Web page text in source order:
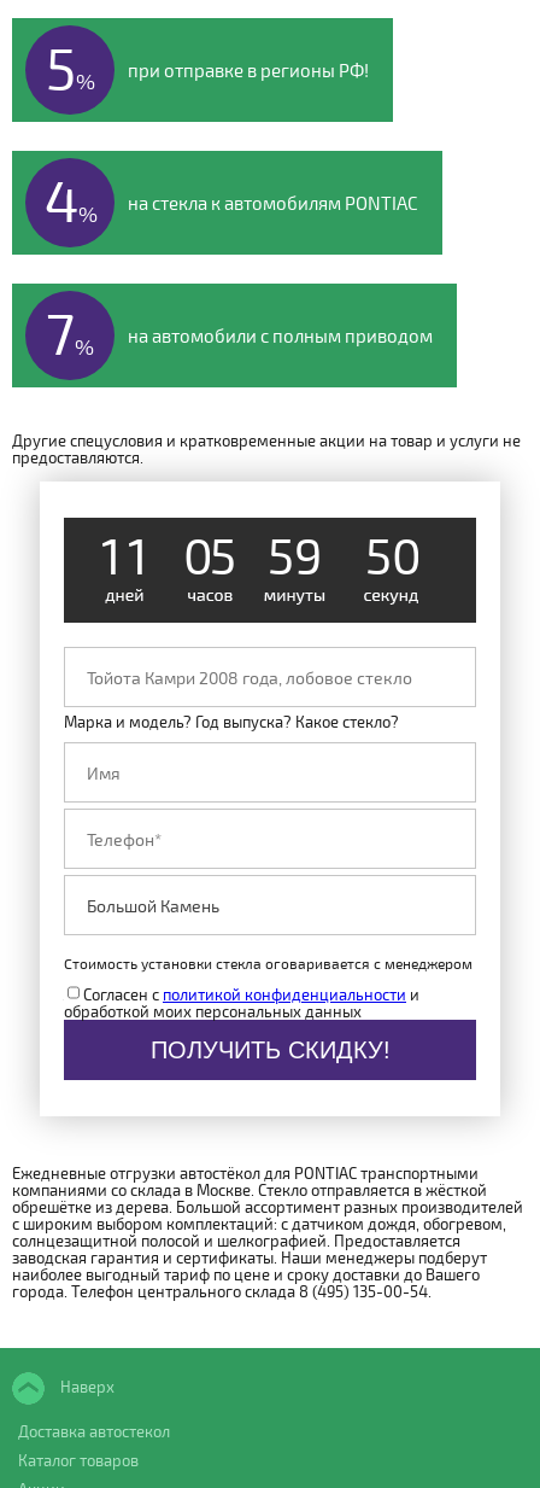
5% при отправке в регионы РФ!
4% на стекла к автомобилям PONTIAC
7% на автомобили с полным приводом
Другие спецусловия и кратковременные акции на товар и услуги не
предоставляются.
1 1 05 59 50
Марка и модель? Год выпуска? Какое стекло?
Стоимость установки стекла оговаривается с менеджером
Согласен с политикой конфиденциальности и
обработкой моих персональных данных
ПОЛУЧИТЬ СКИДКУ!
Ежедневные отгрузки автостёкол для PONTIAC транспортными
компаниями со склада в Москве. Стекло отправляется в жёсткой
обрешётке из дерева. Большой ассортимент разных производителей
с широким выбором комплектаций: с датчиком дождя, обогревом,
солнцезащитной полосой и шелкографией. Предоставляется
заводская гарантия и сертификаты. Наши менеджеры подберут
наиболее выгодный тариф по цене и сроку доставки до Вашего
города. Телефон центрального склада 8 (495) 135-00-54.
Наверх
Доставка автостекол
Каталог товаров